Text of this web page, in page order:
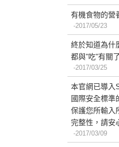
有機食物的營
2017/05/23
終於知道為什
都與"吃"有關了
2017/03/25
本官網已導入
國際安全標準
保護您所輸入
完整性，請安
2017/03/09